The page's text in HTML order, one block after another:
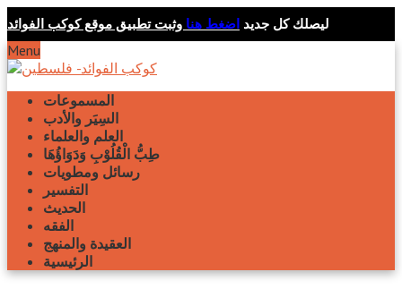
ليصلك كل جديد اضغط هنا وثبت تطبيق موقع كوكب الفوائد
Menu
المسموعات
السِيَر والأدب
العلم والعلماء
طِبُّ الْقُلُوْبِ وَدَوَاؤُهَا
رسائل ومطويات
التفسير
الحديث
الفقه
العقيدة والمنهج
الرئيسية